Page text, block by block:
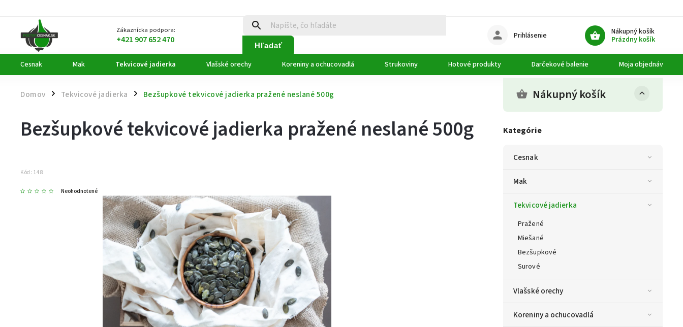
Zákaznícka podpora:
+421 907 652 470 Hľadať
Nákupný košík
Prázdny košík
Prihlásenie
Cesnak Mak Tekvicové jadierka Vlašské orechy Koreniny a ochucovadlá Strukoviny Hotové produkty Darčekové balenie Moja objednávka
Domov / Tekvicové jadierka / Bezšupkové tekvicové jadierka pražené neslané 500g Nákupný košík
Kategórie
Cesnak
Mak
Tekvicové jadierka
Pražené
Miešané
Bezšupkové
Surové
Vlašské orechy
Koreniny a ochucovadlá
Bezšupkové tekvicové jadierka pražené neslané 500g
Kód: 148
Neohodnotené